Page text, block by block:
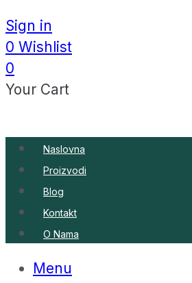
Sign in
0 Wishlist
0
Your Cart
Naslovna
Proizvodi
Blog
Kontakt
O Nama
Menu